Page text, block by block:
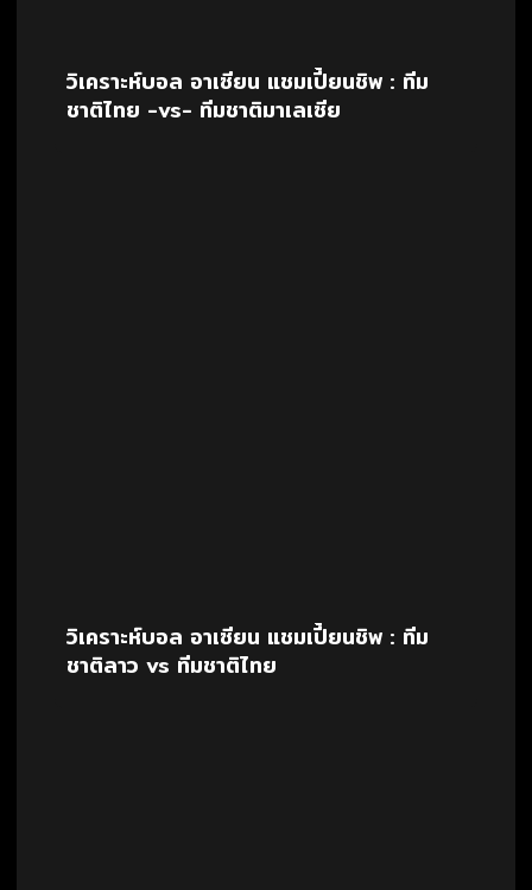
วิเคราะห์บอล อาเซียน แชมเปี้ยนชิพ : ทีม
ชาติไทย -vs- ทีมชาติมาเลเซีย
วิเคราะห์บอล อาเซียน แชมเปี้ยนชิพ : ทีม
ชาติลาว vs ทีมชาติไทย